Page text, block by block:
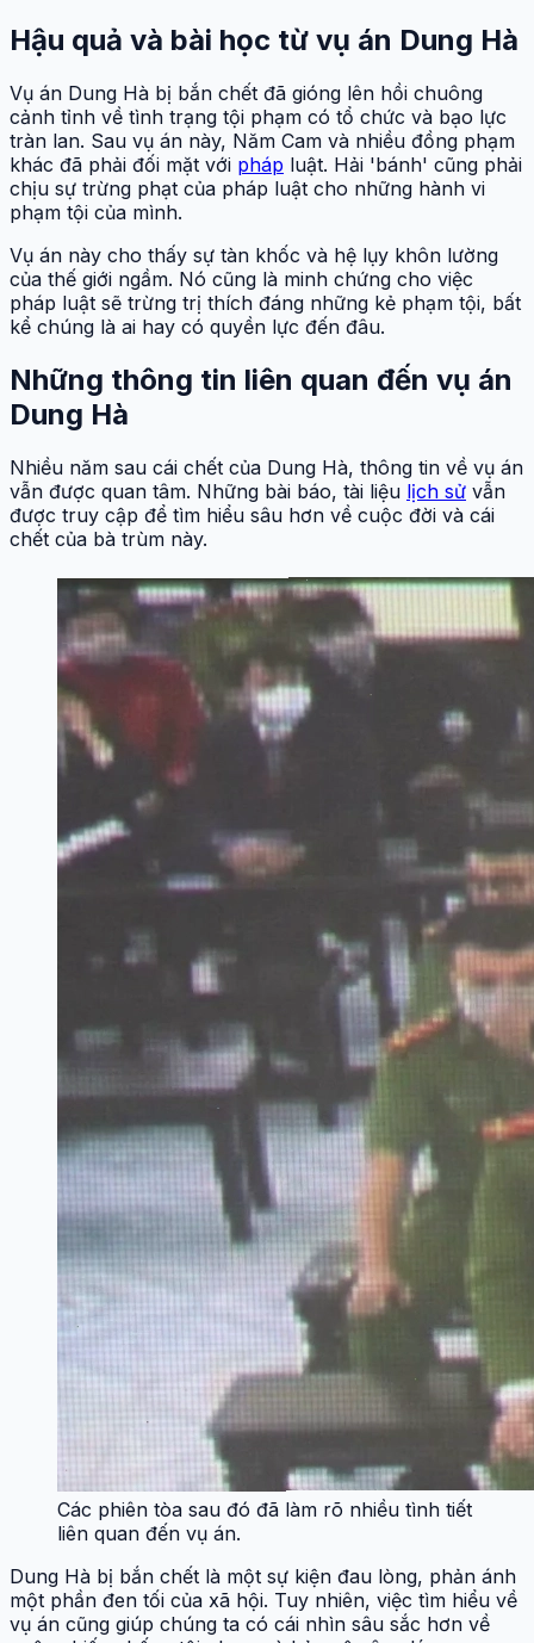
Hậu quả và bài học từ vụ án Dung Hà
Vụ án Dung Hà bị bắn chết đã gióng lên hồi chuông
cảnh tỉnh về tình trạng tội phạm có tổ chức và bạo lực
tràn lan. Sau vụ án này, Năm Cam và nhiều đồng phạm
khác đã phải đối mặt với pháp luật. Hải 'bánh' cũng phải
chịu sự trừng phạt của pháp luật cho những hành vi
phạm tội của mình.
Vụ án này cho thấy sự tàn khốc và hệ lụy khôn lường
của thế giới ngầm. Nó cũng là minh chứng cho việc
pháp luật sẽ trừng trị thích đáng những kẻ phạm tội, bất
kể chúng là ai hay có quyền lực đến đâu.
Những thông tin liên quan đến vụ án
Dung Hà
Nhiều năm sau cái chết của Dung Hà, thông tin về vụ án
vẫn được quan tâm. Những bài báo, tài liệu lịch sử vẫn
được truy cập để tìm hiểu sâu hơn về cuộc đời và cái
chết của bà trùm này.
Các phiên tòa sau đó đã làm rõ nhiều tình tiết
liên quan đến vụ án.
Dung Hà bị bắn chết là một sự kiện đau lòng, phản ánh
một phần đen tối của xã hội. Tuy nhiên, việc tìm hiểu về
vụ án cũng giúp chúng ta có cái nhìn sâu sắc hơn về